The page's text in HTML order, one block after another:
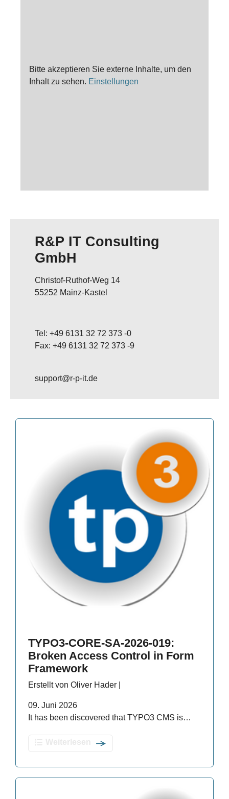
Bitte akzeptieren Sie externe Inhalte, um den
Inhalt zu sehen. Einstellungen
R&P IT Consulting
GmbH
Christof-Ruthof-Weg 14
55252 Mainz-Kastel
Tel: +49 6131 32 72 373 -0
Fax: +49 6131 32 72 373 -9
support@r-p-it.de
TYPO3-CORE-SA-2026-019:
Broken Access Control in Form
Framework
Erstellt von Oliver Hader |
09. Juni 2026
It has been discovered that TYPO3 CMS is…